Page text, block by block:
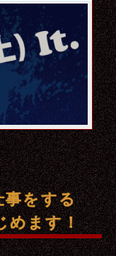
事をする
めます！